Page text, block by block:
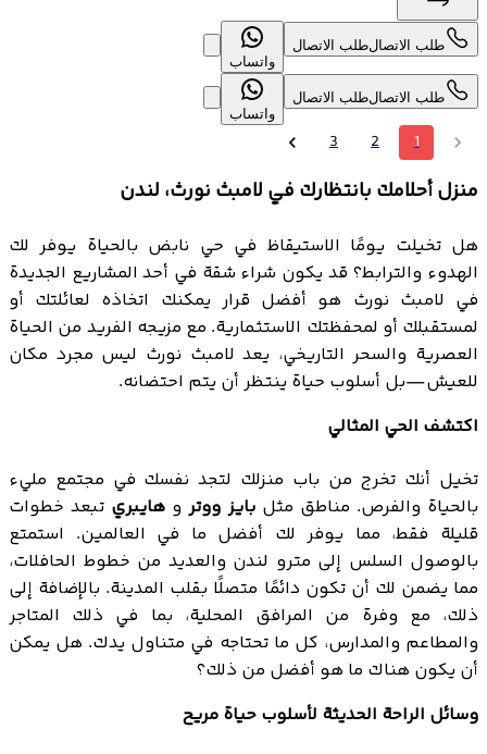
طلب الاتصالطلب الاتصال
واتساب
طلب الاتصالطلب الاتصال
واتساب
1
2
3
منزل أحلامك بانتظارك في لامبث نورث، لندن
هل تخيلت يومًا الاستيقاظ في حي نابض بالحياة يوفر لك
الهدوء والترابط؟ قد يكون شراء شقة في أحد المشاريع الجديدة
في لامبث نورث هو أفضل قرار يمكنك اتخاذه لعائلتك أو
لمستقبلك أو لمحفظتك الاستثمارية. مع مزيجه الفريد من الحياة
العصرية والسحر التاريخي، يعد لامبث نورث ليس مجرد مكان
للعيش—بل أسلوب حياة ينتظر أن يتم احتضانه.
اكتشف الحي المثالي
تخيل أنك تخرج من باب منزلك لتجد نفسك في مجتمع مليء
بالحياة والفرص. مناطق مثلبايز ووترو هايبري تبعد خطوات
قليلة فقط، مما يوفر لك أفضل ما في العالمين. استمتع
بالوصول السلس إلى مترو لندن والعديد من خطوط الحافلات،
مما يضمن لك أن تكون دائمًا متصلًا بقلب المدينة. بالإضافة إلى
ذلك، مع وفرة من المرافق المحلية، بما في ذلك المتاجر
والمطاعم والمدارس، كل ما تحتاجه في متناول يدك. هل يمكن
أن يكون هناك ما هو أفضل من ذلك؟
وسائل الراحة الحديثة لأسلوب حياة مريح